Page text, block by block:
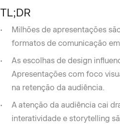
TL;DR
Milhões de apresentações
formatos de comunicação
As escolhas de design
Apresentações com foco
na retenção da audiência.
A atenção da audiência cai
interatividade e storytelling